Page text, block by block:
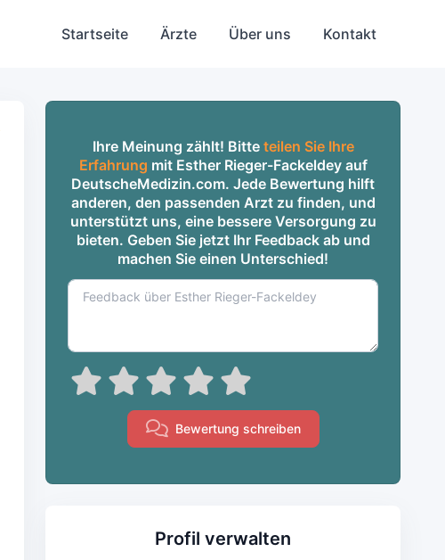
Startseite Ärzte Über uns Kontakt
Ihre Meinung zählt! Bitte teilen Sie Ihre
Erfahrung mit Esther Rieger-Fackeldey auf
DeutscheMedizin.com. Jede Bewertung hilft
anderen, den passenden Arzt zu finden, und
unterstützt uns, eine bessere Versorgung zu
bieten. Geben Sie jetzt Ihr Feedback ab und
machen Sie einen Unterschied!
Bewertung schreiben
Profil verwalten